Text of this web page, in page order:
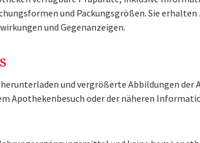
und Packungsgrößen. Sie
und Gegenanzeigen.
und vergrößerte Abbildungen der
Apothekenbesuch oder der näheren